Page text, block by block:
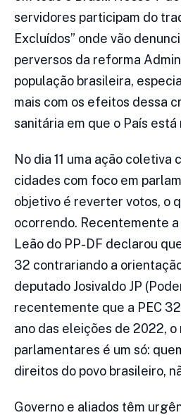
servidores participam do
Excluídos” onde vão
perversos da reforma
população brasileira,
mais com os efeitos dessa
sanitária em que o País
No dia 11 uma ação coletiva
cidades com foco em
objetivo é reverter votos, o
ocorrendo. Recentemente
Leão do PP-DF declarou
32 contrariando a
deputado Josivaldo JP
recentemente que a PEC
ano das eleições de 2022, o
parlamentares é um só:
direitos do povo brasileiro,
Governo e aliados têm